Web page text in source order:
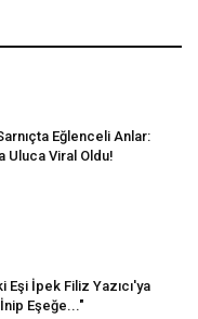
Eğlenceli Anlar:
Uluca Viral Oldu!
İpek Filiz Yazıcı'ya
Eşeğe..."